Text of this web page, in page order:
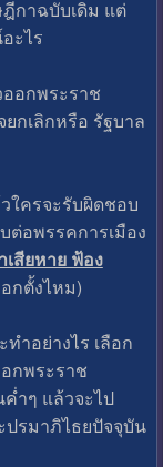
กาฉบับเดิม แต่
ะไร
อกพระราช
กเลิกหรือ รัฐบาล
ใครจะรับผิดชอบ
อพรรคการเมือง
สียหาย ฟ้อง
กตั้งไหม)
ำอย่างไร เลือก
กพระราช
ำๆ แล้วจะไป
ปรมาภิไธยปัจจุบัน